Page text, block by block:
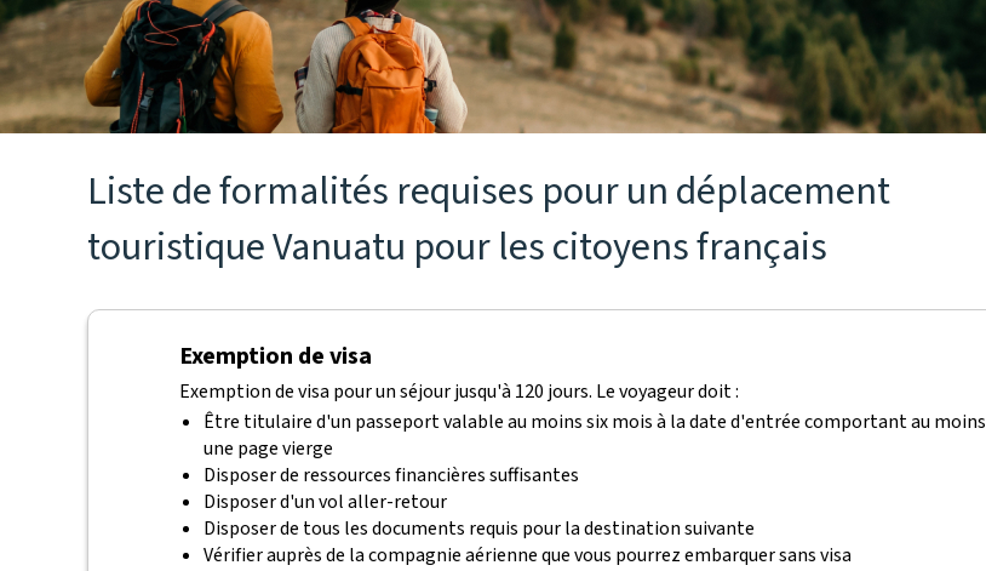
Liste de formalités requises pour un déplacement
touristique Vanuatu pour les citoyens français
Exemption de visa
Exemption de visa pour un séjour jusqu'à 120 jours. Le voyageur doit :
Être titulaire d'un passeport valable au moins six mois à la date d'entrée comportant au moins
une page vierge
Disposer de ressources financières suffisantes
Disposer d'un vol aller-retour
Disposer de tous les documents requis pour la destination suivante
Vérifier auprès de la compagnie aérienne que vous pourrez embarquer sans visa